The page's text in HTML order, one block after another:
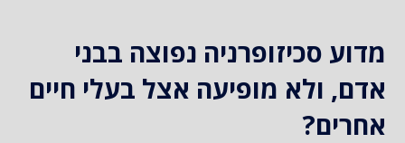
מדוע סכיזופרניה נפוצה בבני
אדם, ולא מופיעה אצל בעלי חיים
אחרים?